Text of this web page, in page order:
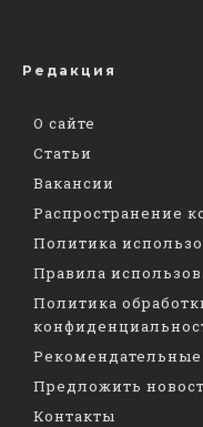
Редакция
О сайте
Статьи
Вакансии
Распространение
Политика
Правила
Политика
Предложить
Контакты